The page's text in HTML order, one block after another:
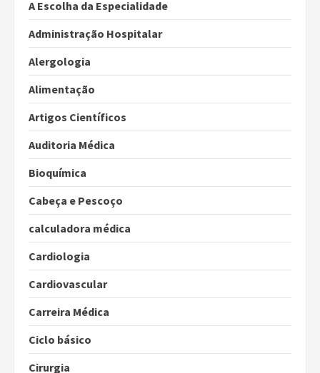
A Escolha da Especialidade
Administração Hospitalar
Alergologia
Alimentação
Artigos Científicos
Auditoria Médica
Bioquímica
Cabeça e Pescoço
calculadora médica
Cardiologia
Cardiovascular
Carreira Médica
Ciclo básico
Cirurgia